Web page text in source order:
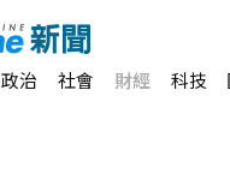
政治 社會 財經 科技